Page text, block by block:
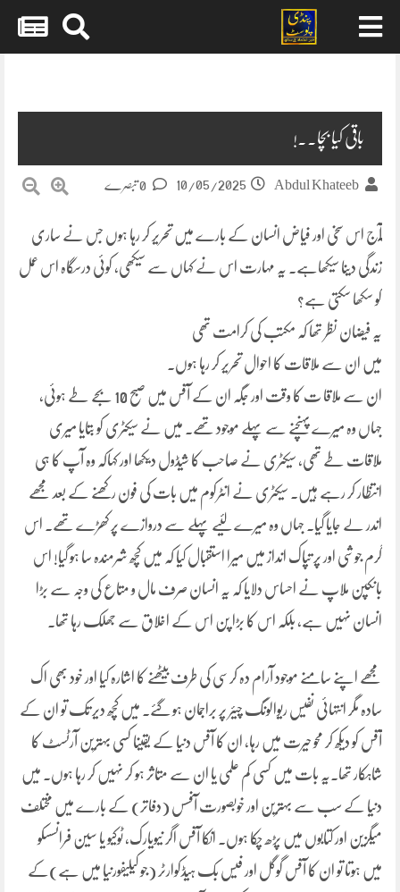
باقی کیا بچا..!
Abdul Khateeb
10/05/2025
ٓٓٓٓٓآج اس سخی اور فیاض انسان کے بارے میں تحریر کر رہا ہوں جس نے ساری
زندگی دینا سیکھاہے۔ یہ مہارت اس نے کہاں سے سیکھی، کوئی درسگاہ اس عمل
کو سکھا سکتی ہے؟
یہ فیضان نظر تھا کہ مکتب کی کرامت تھی
میں ان سے ملاقات کا احوال تحریر کر رہا ہوں۔
ان سے ملاقا ت کا وقت اور جگہ ان کے آفس میں صبح 10 بجے طے ہوئی،
جہاں وہ میرے پہنچنے سے پہلے موجود تھے۔ میں نے سیکٹری کو بتایا میری
ملاقات طے تھی، سیکٹری نے صاحب کا شیڈول دیکھا اور کہاکہ وہ آپ کا ہی
انتظار کر رہے ہیں۔ سیکٹری نے انٹرکوم میں بات کی فون رکھنے کے بعد مجھے
اندر لے جایا گیا۔ جہاں وہ میرے لئیے پہلے سے دروازے پر کھڑے تھے۔ اس
گرم جوشی اور پر تپاک انداز میں میرا استقبال کیا کہ میں کچھ شرمندہ سا ہو گیا! اس
بانکپن ملاپ نے احساس دلایا کہ یہ انسان صرف مال و متاع کی وجہ سے بڑا
انسان نہیں ہے، بلکہ اس کا بڑا پن اس کے اخلاق سے جھلک رہا تھا۔
مجھے اپنے سامنے موجود آرام دہ کرسی کی طرف بیٹھنے کا اشارہ کیا اور خود بھی اک
سادہ مگر انتہائی نفیس ریوالونگ چیئر پر براجمان ہو گئے۔ میں کچھ دیر تک تو ان کے
آفس کو دیکھ کر محو حیرت میں رہا، ان کا آفس دنیا کے یقینا کسی بہترین آرٹسٹ کا
شاہکار تھا۔یہ بات میں کسی کم علمی یا ان سے متاثر ہو کر نہیں کر رہا ہوں۔ میں
دنیا کے سب سے بہترین اور خوبصورت آفسس (دفاتر) کے بارے میں مختلف
میگزین اور کتابوں میں پڑھ چکا ہوں۔ انکا آفس اگر نیویارک، ٹوکیو یا سین فرانسسکو
میں ہوتا تو ان کا آفس گوگل اور فیس بک ہیڈکوارٹر (جو کیلیفورنیا میں ہے)کے